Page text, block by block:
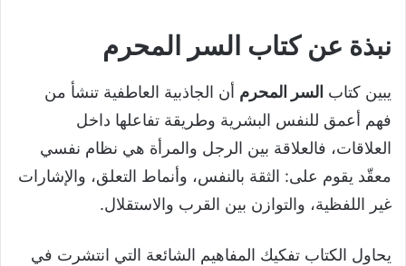
نبذة عن كتاب السر المحرم
يبين كتاب السر المحرم أن الجاذبية العاطفية تنشأ من
فهم أعمق للنفس البشرية وطريقة تفاعلها داخل
العلاقات، فالعلاقة بين الرجل والمرأة هي نظام نفسي
معقّد يقوم على: الثقة بالنفس، وأنماط التعلق، والإشارات
غير اللفظية، والتوازن بين القرب والاستقلال.
يحاول الكتاب تفكيك المفاهيم الشائعة التي انتشرت في